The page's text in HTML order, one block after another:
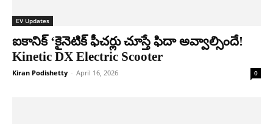
EV Updates
ఐకానిక్ ‘కైనెటిక్ ఫీచర్లు చూస్తే ఫిదా అవ్వాల్సిందే!
Kinetic DX Electric Scooter
Kiran Podishetty - April 16, 2026 0